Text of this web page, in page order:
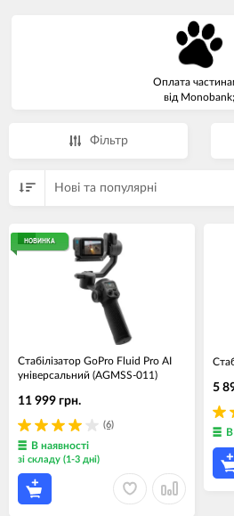
Оплата
від Monobank;
Фiльтр
Нові та популярні
НОВИНКА
Стабілізатор GoPro Fluid Pro AI
універсальний (AGMSS-011)
(6)
11 999 грн.
В наявності
зі складу (1-3 дні)
5
В